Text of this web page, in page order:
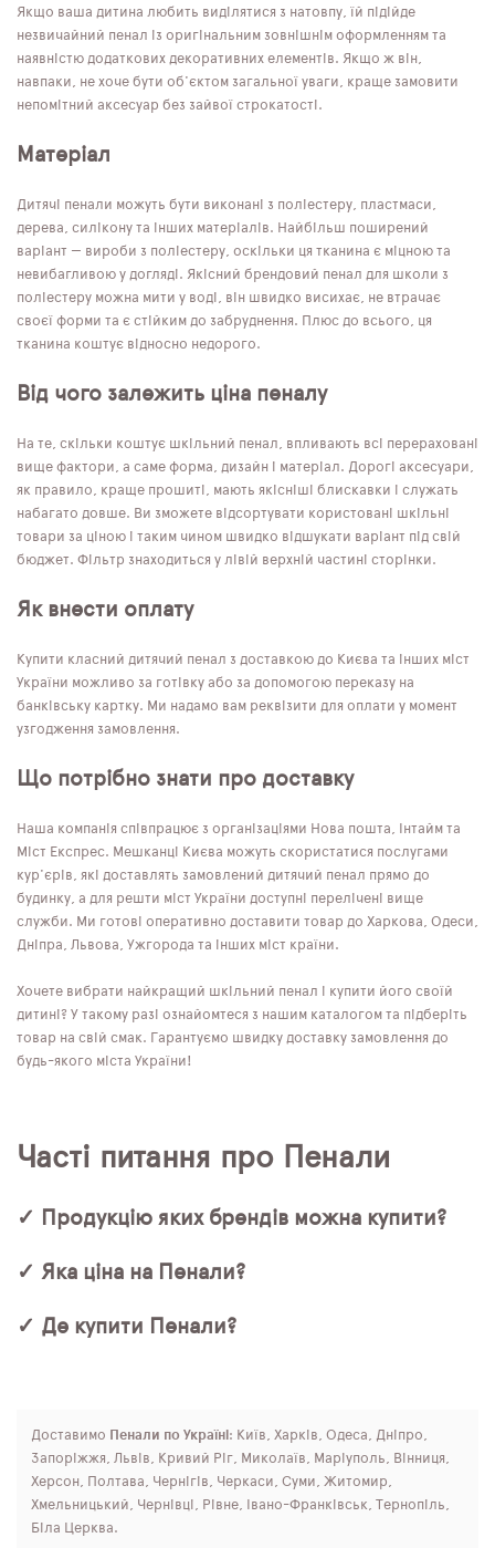
Якщо ваша дитина любить виділятися з натовпу, їй підійде
незвичайний пенал із оригінальним зовнішнім оформленням та
наявністю додаткових декоративних елементів. Якщо ж він,
навпаки, не хоче бути об'єктом загальної уваги, краще замовити
непомітний аксесуар без зайвої строкатості.
Матеріал
Дитячі пенали можуть бути виконані з поліестеру, пластмаси,
дерева, силікону та інших матеріалів. Найбільш поширений
варіант — вироби з поліестеру, оскільки ця тканина є міцною та
невибагливою у догляді. Якісний брендовий пенал для школи з
поліестеру можна мити у воді, він швидко висихає, не втрачає
своєї форми та є стійким до забруднення. Плюс до всього, ця
тканина коштує відносно недорого.
Від чого залежить ціна пеналу
На те, скільки коштує шкільний пенал, впливають всі перераховані
вище фактори, а саме форма, дизайн і матеріал. Дорогі аксесуари,
як правило, краще прошиті, мають якісніші блискавки і служать
набагато довше. Ви зможете відсортувати користовані шкільні
товари за ціною і таким чином швидко відшукати варіант під свій
бюджет. Фільтр знаходиться у лівій верхній частині сторінки.
Як внести оплату
Купити класний дитячий пенал з доставкою до Києва та інших міст
України можливо за готівку або за допомогою переказу на
банківську картку. Ми надамо вам реквізити для оплати у момент
узгодження замовлення.
Що потрібно знати про доставку
Наша компанія співпрацює з організаціями Нова пошта, Інтайм та
Міст Експрес. Мешканці Києва можуть скористатися послугами
кур'єрів, які доставлять замовлений дитячий пенал прямо до
будинку, а для решти міст України доступні перелічені вище
служби. Ми готові оперативно доставити товар до Харкова, Одеси,
Дніпра, Львова, Ужгорода та інших міст країни.
Хочете вибрати найкращий шкільний пенал і купити його своїй
дитині? У такому разі ознайомтеся з нашим каталогом та підберіть
товар на свій смак. Гарантуємо швидку доставку замовлення до
будь-якого міста України!
Часті питання про Пенали
✓ Продукцію яких брендів можна купити?
✓ Яка ціна на Пенали?
✓ Де купити Пенали?
Доставимо Пенали по Україні : Київ, Харків, Одеса, Дніпро,
Запоріжжя, Львів, Кривий Ріг, Миколаїв, Маріуполь, Вінниця,
Херсон, Полтава, Чернігів, Черкаси, Суми, Житомир,
Хмельницький, Чернівці, Рівне, Івано-Франківськ, Тернопіль,
Біла Церква.